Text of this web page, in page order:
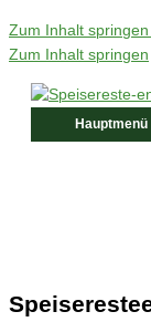
Zum Inhalt springen
Zum Inhalt springen
Hauptmenü